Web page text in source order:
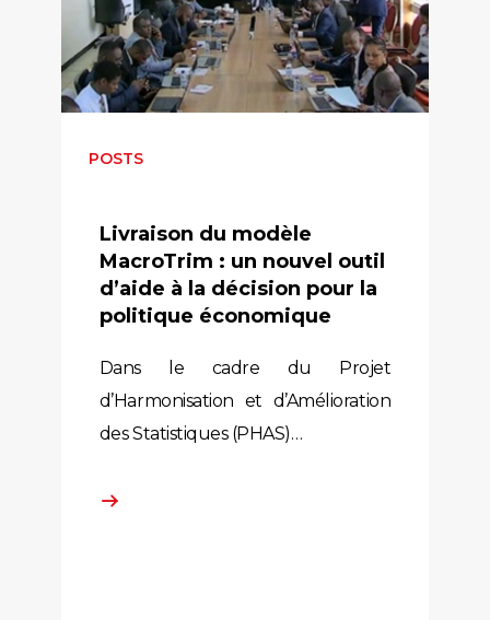
POSTS
Livraison du modèle
MacroTrim : un nouvel outil
d’aide à la décision pour la
politique économique
Dans le cadre du Projet
d’Harmonisation et d’Amélioration
des Statistiques (PHAS)…